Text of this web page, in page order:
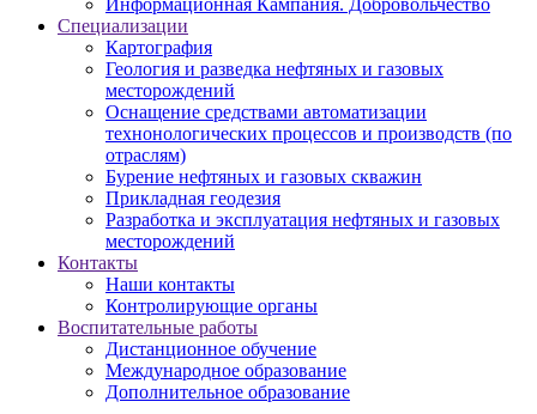
Специализации
Картография
Геология и разведка нефтяных и газовых
месторождений
Оснащение средствами автоматизации
технонологических процессов и производств (по
отраслям)
Бурение нефтяных и газовых скважин
Прикладная геодезия
Разработка и эксплуатация нефтяных и газовых
месторождений
Контакты
Наши контакты
Контролирующие органы
Воспитательные работы
Дистанционное обучение
Международное образование
Дополнительное образование